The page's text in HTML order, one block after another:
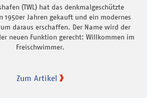
(TWL) hat das denkmalgeschützte
1950er Jahren gekauft und ein modernes
daraus erschaffen. Der Name wird der
neuen Funktion gerecht: Willkommen im
Freischwimmer.
Zum Artikel